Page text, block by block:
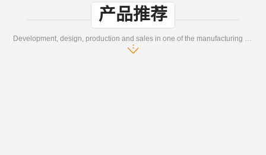
产品推荐
Development, design, production and sales in one of the manufacturing enterprises